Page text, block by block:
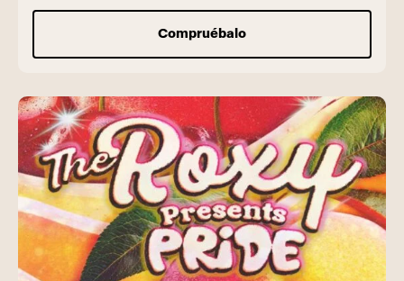
Compruébalo